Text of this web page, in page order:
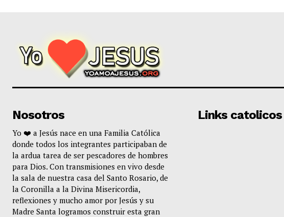
Nosotros
Yo ❤️ a Jesús nace en una Familia Católica
donde todos los integrantes participaban de
la ardua tarea de ser pescadores de hombres
para Dios. Con transmisiones en vivo desde
la sala de nuestra casa del Santo Rosario, de
la Coronilla a la Divina Misericordia,
reflexiones y mucho amor por Jesús y su
Madre Santa logramos construir esta gran
Links catolicos